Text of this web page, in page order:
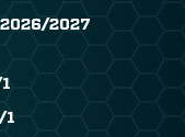
2027
1